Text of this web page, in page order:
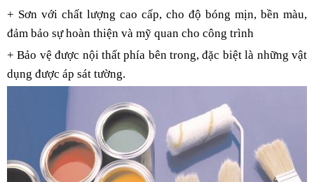
+ Sơn với chất lượng cao cấp, cho độ bóng mịn, bền màu,
đảm bảo sự hoàn thiện và mỹ quan cho công trình
+ Bảo vệ được nội thất phía bên trong, đặc biệt là những vật
dụng được áp sát tường.